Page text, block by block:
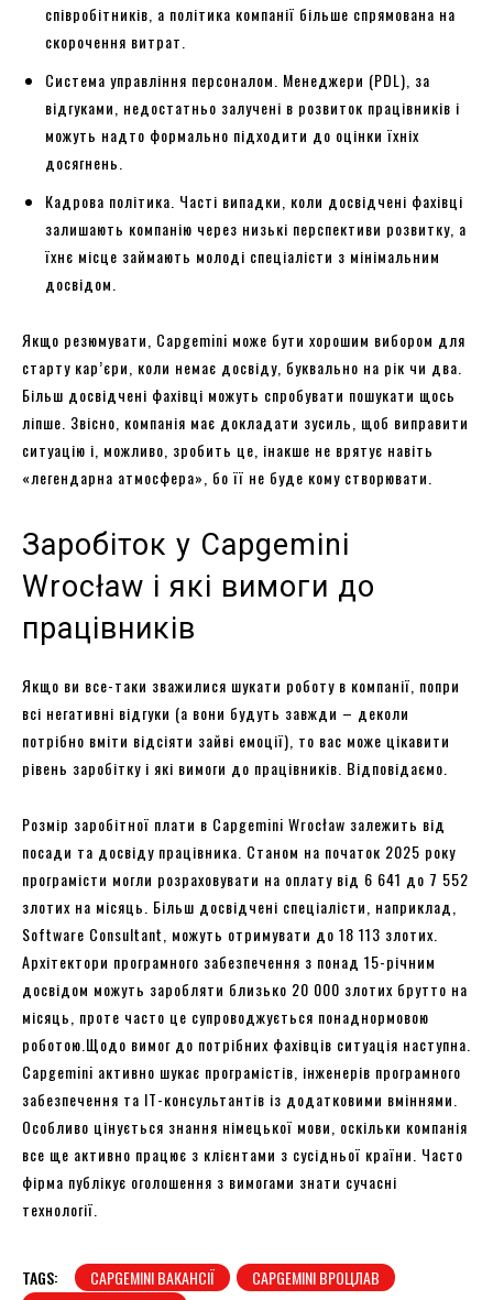
співробітників, а політика компанії більше спрямована на
скорочення витрат.
Система управління персоналом. Менеджери (PDL), за
відгуками, недостатньо залучені в розвиток працівників і
можуть надто формально підходити до оцінки їхніх
досягнень.
Кадрова політика. Часті випадки, коли досвідчені фахівці
залишають компанію через низькі перспективи розвитку, а
їхнє місце займають молоді спеціалісти з мінімальним
досвідом.
Якщо резюмувати, Capgemini може бути хорошим вибором для
старту кар’єри, коли немає досвіду, буквально на рік чи два.
Більш досвідчені фахівці можуть спробувати пошукати щось
ліпше. Звісно, компанія має докладати зусиль, щоб виправити
ситуацію і, можливо, зробить це, інакше не врятує навіть
«легендарна атмосфера», бо її не буде кому створювати.
Заробіток у Capgemini
Wrocław і які вимоги до
працівників
Якщо ви все-таки зважилися шукати роботу в компанії, попри
всі негативні відгуки (а вони будуть завжди – деколи
потрібно вміти відсіяти зайві емоції), то вас може цікавити
рівень заробітку і які вимоги до працівників. Відповідаємо.
Розмір заробітної плати в Capgemini Wrocław залежить від
посади та досвіду працівника. Станом на початок 2025 року
програмісти могли розраховувати на оплату від 6 641 до 7 552
злотих на місяць. Більш досвідчені спеціалісти, наприклад,
Software Consultant, можуть отримувати до 18 113 злотих.
Архітектори програмного забезпечення з понад 15-річним
досвідом можуть заробляти близько 20 000 злотих брутто на
місяць, проте часто це супроводжується понаднормовою
роботою.Щодо вимог до потрібних фахівців ситуація наступна.
Capgemini активно шукає програмістів, інженерів програмного
забезпечення та IT-консультантів із додатковими вміннями.
Особливо цінується знання німецької мови, оскільки компанія
все ще активно працює з клієнтами з сусідньої країни. Часто
фірма публікує оголошення з вимогами знати сучасні
технології.
TAGS: CAPGEMINI ВАКАНСІЇ
CAPGEMINI ВРОЦЛАВ